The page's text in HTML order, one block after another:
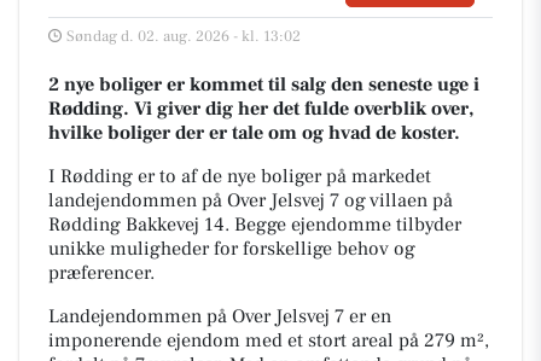
Søndag d. 02. aug. 2026 - kl. 13:02
2 nye boliger er kommet til salg den seneste uge i
Rødding. Vi giver dig her det fulde overblik over,
hvilke boliger der er tale om og hvad de koster.
I Rødding er to af de nye boliger på markedet
landejendommen på Over Jelsvej 7 og villaen på
Rødding Bakkevej 14. Begge ejendomme tilbyder
unikke muligheder for forskellige behov og
præferencer.
Landejendommen på Over Jelsvej 7 er en
imponerende ejendom med et stort areal på 279 m²,